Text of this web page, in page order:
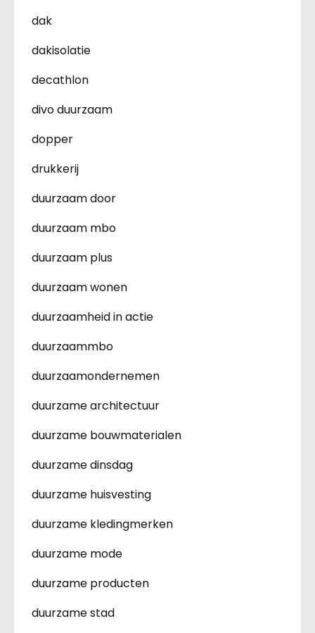
dak
dakisolatie
decathlon
divo duurzaam
dopper
drukkerij
duurzaam door
duurzaam mbo
duurzaam plus
duurzaam wonen
duurzaamheid in actie
duurzaammbo
duurzaamondernemen
duurzame architectuur
duurzame bouwmaterialen
duurzame dinsdag
duurzame huisvesting
duurzame kledingmerken
duurzame mode
duurzame producten
duurzame stad